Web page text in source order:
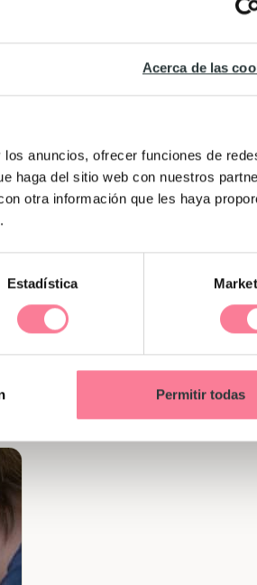
Acerca de las
anuncios, ofrecer funciones de
haga del sitio web con nuestros
otra información que les haya
Estadística
Permitir todas